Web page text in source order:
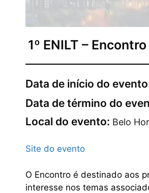
1º ENILT –
Data de início do
Data de término do
Local do evento: Belo
Site do evento
O Encontro é destinado aos
interesse nos temas